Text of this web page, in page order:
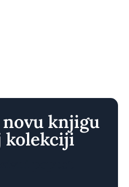
knjigu
kolekciji